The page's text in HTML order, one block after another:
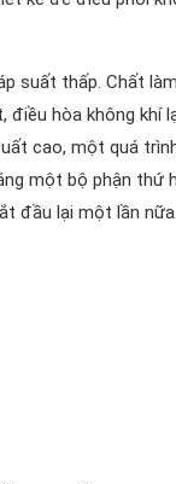
suất thấp. Chất
hòa không khí
cao, một quá
một bộ phận thứ
đầu lại một lần